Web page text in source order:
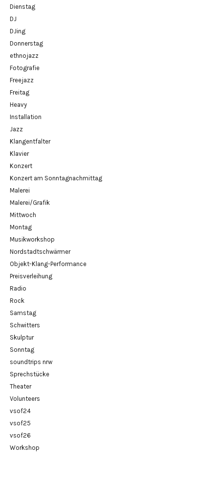
Dienstag
DJ
DJing
Donnerstag
ethnojazz
Fotografie
Freejazz
Freitag
Heavy
Installation
Jazz
Klangentfalter
Klavier
Konzert
Konzert am Sonntagnachmittag
Malerei
Malerei/Grafik
Mittwoch
Montag
Musikworkshop
Nordstadtschwärmer
Objekt-Klang-Performance
Preisverleihung
Radio
Rock
Samstag
Schwitters
Skulptur
Sonntag
soundtrips nrw
Sprechstücke
Theater
Volunteers
vsof24
vsof25
vsof26
Workshop